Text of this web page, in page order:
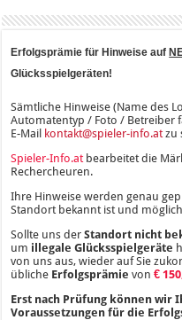
Erfolgsprämie für Hinweise auf
Glücksspielgeräten!
Sämtliche Hinweise (Name des
Automatentyp / Foto / Betreiber
E-Mail kontakt@spieler-info.at zu
Spieler-Info.at bearbeitet die
Rechercheuren.
Ihre Hinweise werden genau
Standort bekannt ist und
Sollte uns derStandort nicht
um illegale Glücksspielgeräte
von uns aus, wieder auf Sie
übliche Erfolgsprämievon €
Erst nach Prüfung können wir
Voraussetzungen für die